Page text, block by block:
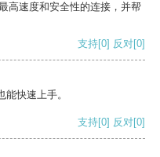
高速度和安全性的连接，并帮
支持[0] 反对[0]
快速上手。
支持[0] 反对[0]